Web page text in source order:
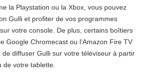
la Playstation ou la Xbox, vous pouvez
Gulli et profiter de vos programmes
votre console. De plus, certains boîtiers
Google Chromecast ou l’Amazon Fire TV
diffuser Gulli sur votre téléviseur à partir
votre tablette.